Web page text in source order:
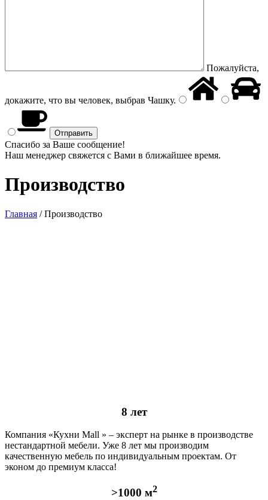
Пожалуйста,
докажите, что вы человек, выбрав Чашку.
Спасибо за Ваше сообщение!
Наш менеджер свяжется с Вами в ближайшее время.
Производство
Главная /Производство
8 лет
Компания «Кухни Mall » – эксперт на рынке в производстве
нестандартной мебели. Уже 8 лет мы производим
качественную мебель по индивидуальным проектам. От
эконом до премиум класса!
>1000 м2